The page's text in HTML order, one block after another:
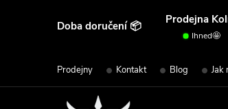
Doba doručení 📦 Prodejna
Ihned🤩
Prodejny Kontakt Blog Jak